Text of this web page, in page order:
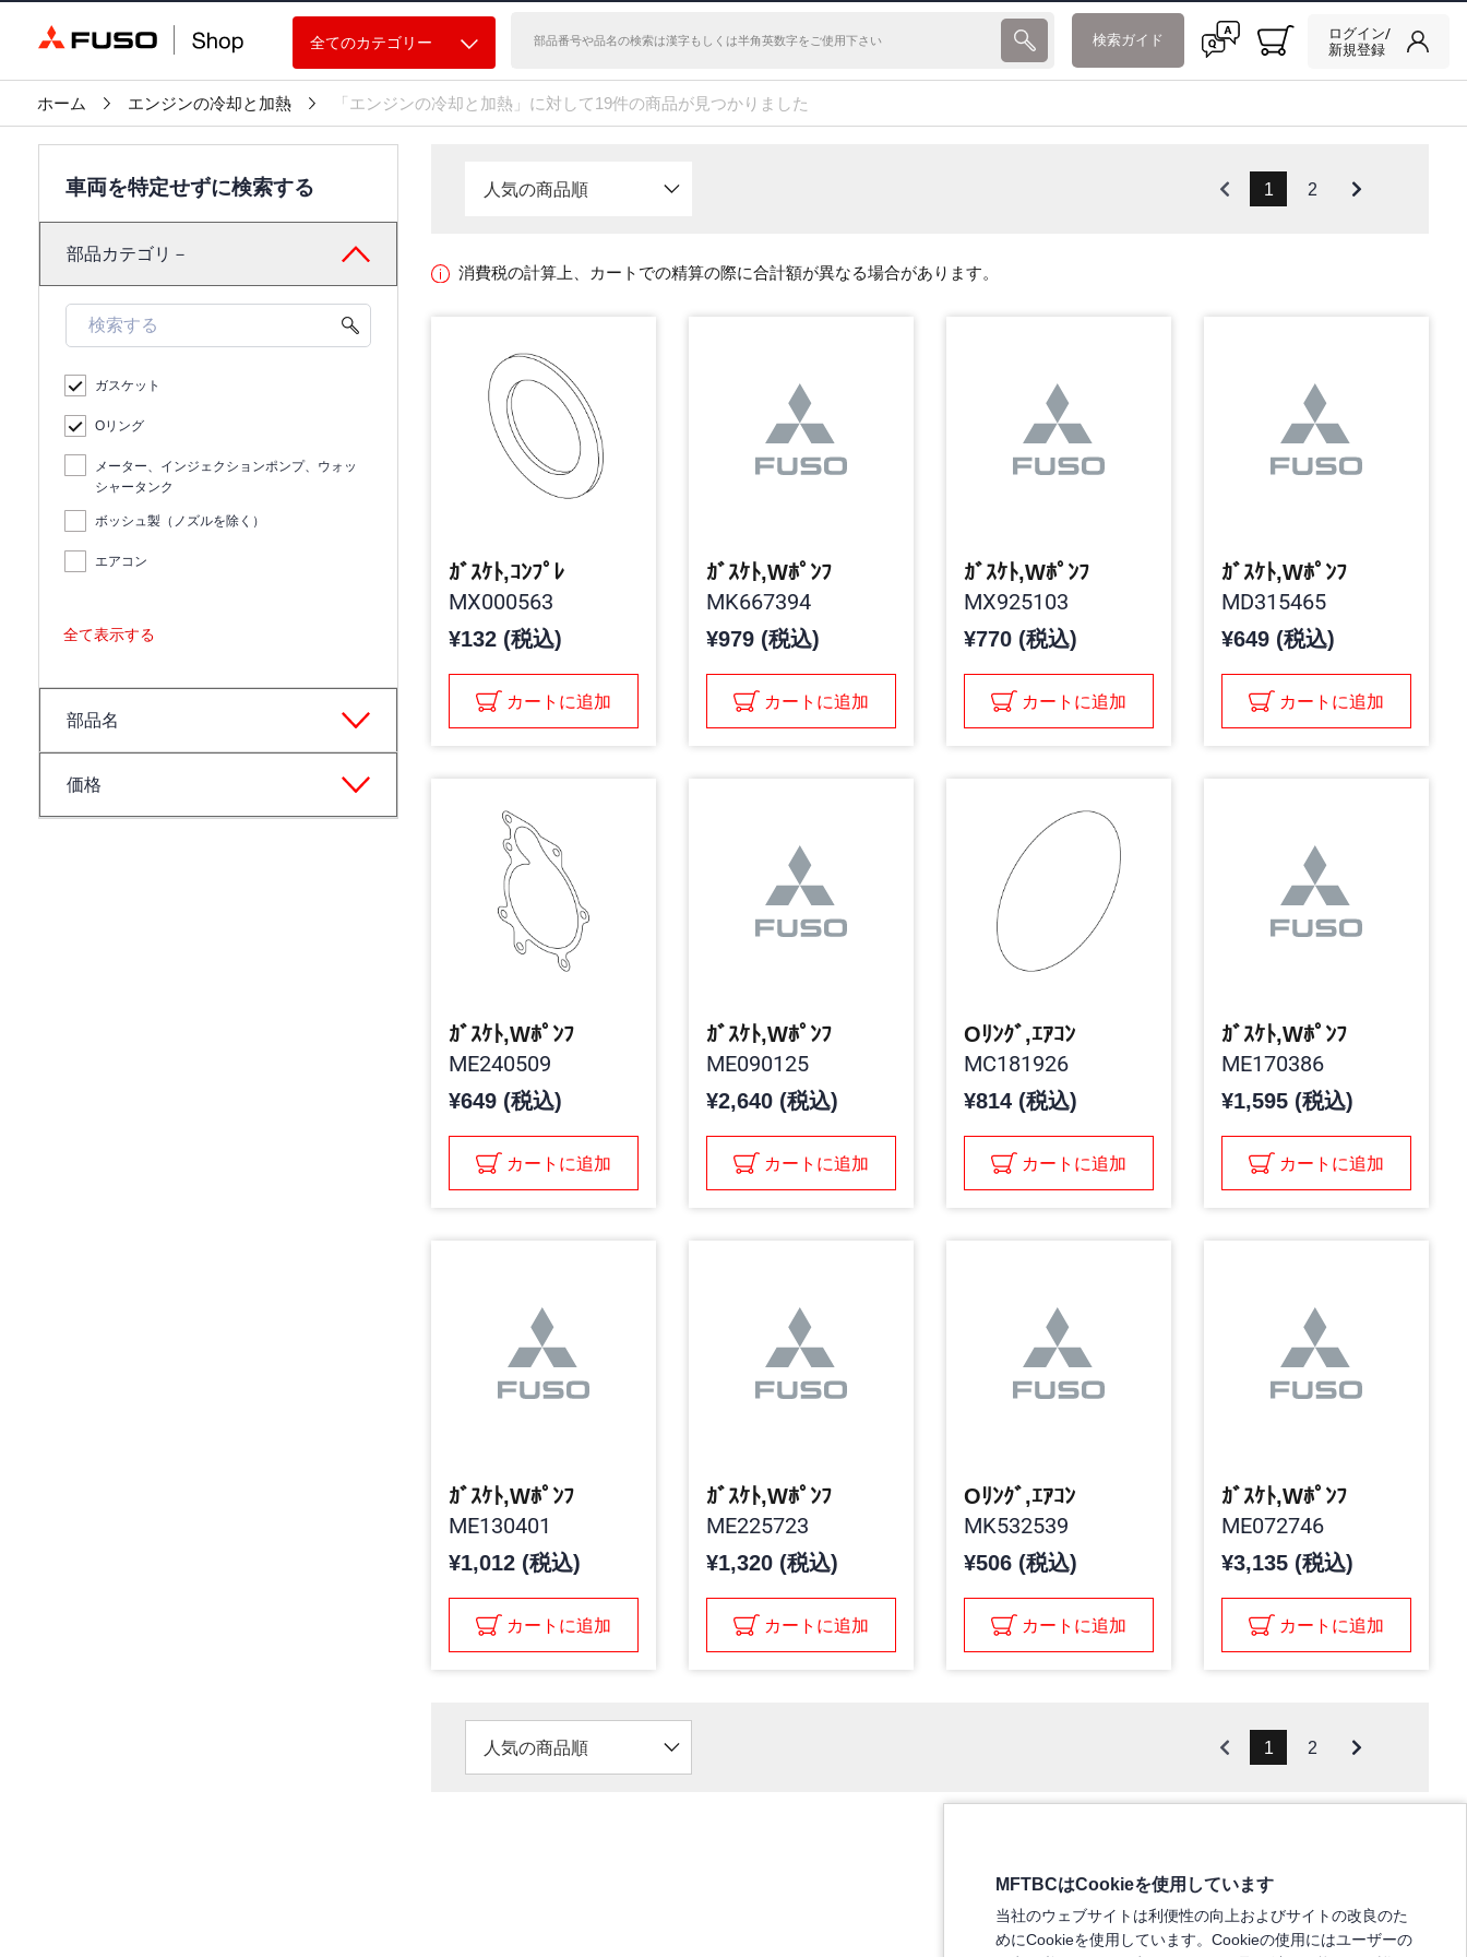
全てのカテゴリー 検索ガイド
ログイン/
新規登録
ホーム エンジンの冷却と加熱 「エンジンの冷却と加熱」に対して19件の商品が見つかりました
車両を特定せずに検索する
部品カテゴリ－
ガスケット
Oリング
メーター、インジェクションポンプ、ウォッ
シャータンク
ボッシュ製（ノズルを除く）
エアコン
全て表示する
部品名
価格
人気の商品順 1 2
消費税の計算上、カートでの精算の際に合計額が異なる場合があります。
ｶﾞｽｹﾄ,ｺﾝﾌﾟﾚ
MX000563
¥132 (税込)
カートに追加
ｶﾞｽｹﾄ,Wﾎﾟﾝﾌ
MK667394
¥979 (税込)
カートに追加
ｶﾞｽｹﾄ,Wﾎﾟﾝﾌ
MX925103
¥770 (税込)
カートに追加
ｶﾞｽｹﾄ,Wﾎﾟﾝﾌ
MD315465
¥649 (税込)
カートに追加
ｶﾞｽｹﾄ,Wﾎﾟﾝﾌ
ME240509
¥649 (税込)
カートに追加
ｶﾞｽｹﾄ,Wﾎﾟﾝﾌ
ME090125
¥2,640 (税込)
カートに追加
Oﾘﾝｸﾞ,ｴｱｺﾝ
MC181926
¥814 (税込)
カートに追加
ｶﾞｽｹﾄ,Wﾎﾟﾝﾌ
ME170386
¥1,595 (税込)
カートに追加
ｶﾞｽｹﾄ,Wﾎﾟﾝﾌ
ME130401
¥1,012 (税込)
カートに追加
ｶﾞｽｹﾄ,Wﾎﾟﾝﾌ
ME225723
¥1,320 (税込)
カートに追加
Oﾘﾝｸﾞ,ｴｱｺﾝ
MK532539
¥506 (税込)
カートに追加
ｶﾞｽｹﾄ,Wﾎﾟﾝﾌ
ME072746
¥3,135 (税込)
カートに追加
人気の商品順 1 2
MFTBCはCookieを使用しています
当社のウェブサイトは利便性の向上およびサイトの改良のた
めにCookieを使用しています。Cookieの使用にはユーザーの